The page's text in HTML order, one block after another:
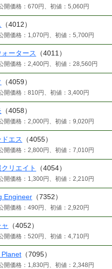
開価格：670円、初値：5,060円
（4012）
開価格：1,070円、初値：5,700円
ータース （4011）
開価格：2,400円、初値：28,560円
（4059）
開価格：810円、初値：3,400円
（4058）
開価格：2,000円、初値：9,020円
エス （4055）
開価格：2,800円、初値：7,010円
リエイト （4054）
開価格：1,300円、初値：2,210円
Engineer （7352）
開価格：490円、初値：2,920円
（4052）
開価格：520円、初値：4,710円
（7095）
開価格：1,830円、初値：2,348円